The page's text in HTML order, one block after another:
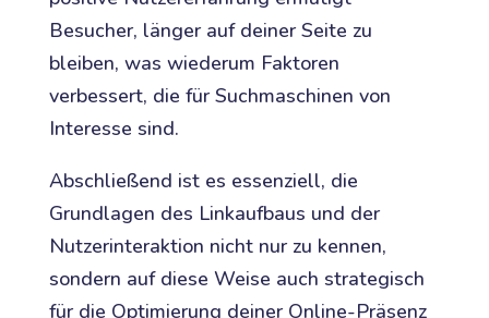
Besucher, länger auf deiner Seite zu
bleiben, was wiederum Faktoren
verbessert, die für Suchmaschinen von
Interesse sind.
Abschließend ist es essenziell, die
Grundlagen des Linkaufbaus und der
Nutzerinteraktion nicht nur zu kennen,
sondern auf diese Weise auch strategisch
für die Optimierung deiner Online-Präsenz